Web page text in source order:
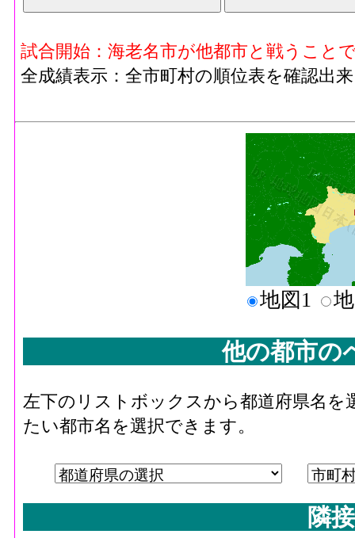
試合開始：海老名市が他都市と戦うこと
全成績表示：全市町村の順位表を確認出
地図1
他の都市の
左下のリストボックスから都道府県名
たい都市名を選択できます。
隣